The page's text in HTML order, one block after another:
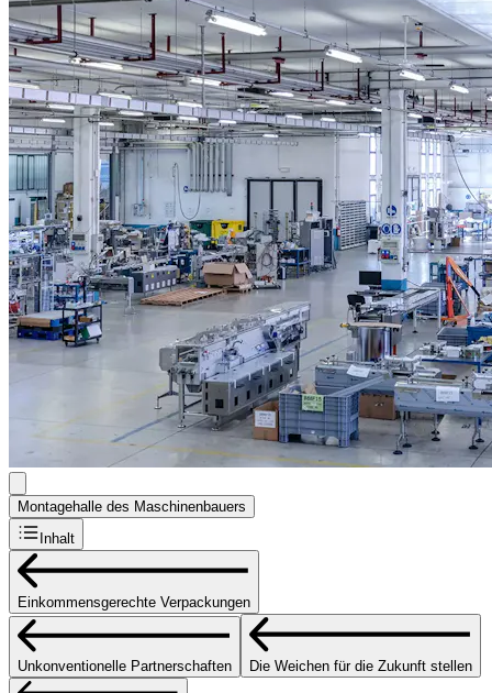
Montagehalle des Maschinenbauers
Inhalt
Einkommensgerechte Verpackungen
Unkonventionelle Partnerschaften Die Weichen für die Zukunft stellen